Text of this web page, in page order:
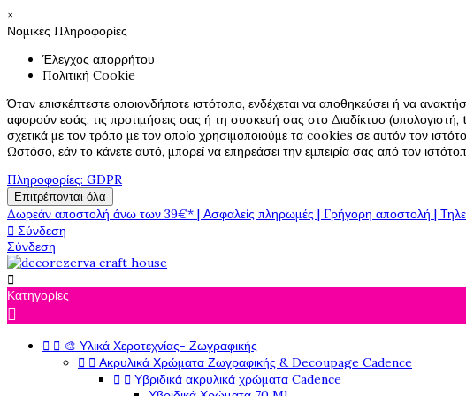
×
Νομικές Πληροφορίες
Έλεγχος απορρήτου
Πολιτική Cookie
Όταν επισκέπτεστε οποιονδήποτε ιστότοπο, ενδέχεται να αποθηκεύσει ή να
αφορούν εσάς, τις προτιμήσεις σας ή τη συσκευή σας στο Διαδίκτυο (υπολογιστή,
σχετικά με τον τρόπο με τον οποίο χρησιμοποιούμε τα cookies σε αυτόν τον
Ωστόσο, εάν το κάνετε αυτό, μπορεί να επηρεάσει την εμπειρία σας από τον
Πληροφορίες: GDPR
Επιτρέπονται όλα
Δωρεάν αποστολή άνω των 39€* | Ασφαλείς πληρωμές | Γρήγορη αποστολή |
 Σύνδεση
Σύνδεση

Κατηγορίες

  🎨 Υλικά Χεροτεχνίας- Ζωγραφικής
  Ακρυλικά Χρώματα Ζωγραφικής & Decoupage Cadence
  Υβριδικά ακρυλικά χρώματα Cadence